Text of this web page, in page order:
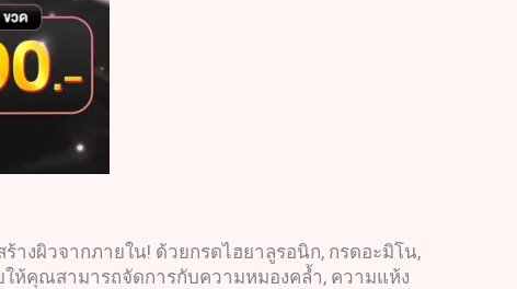
างผิวจากภายใน! ด้วยกรดไฮยาลูรอนิก, กรดอะมิโน,
ห้คุณสามารถจัดการกับความหมองคล้ำ, ความแห้ง